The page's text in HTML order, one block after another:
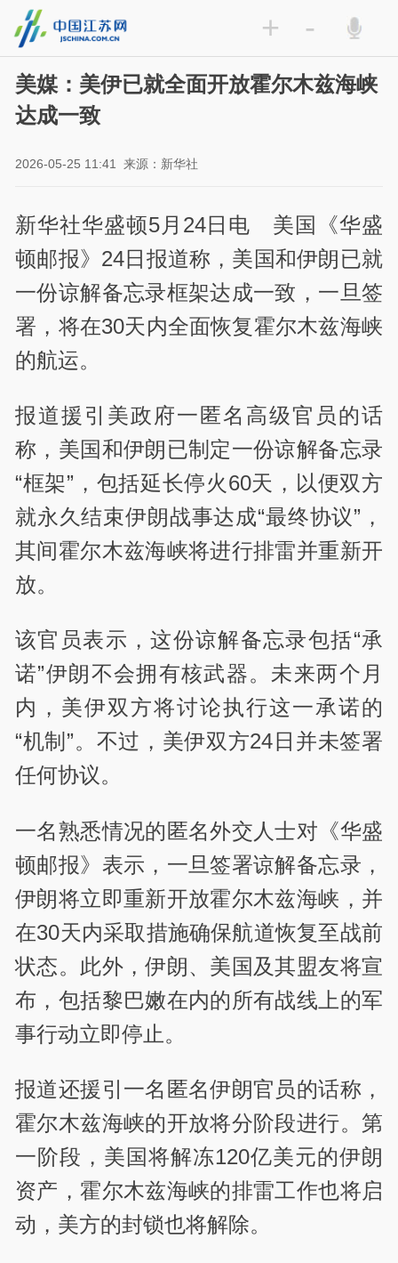
+ -
美媒：美伊已就全面开放霍尔木兹海峡
达成一致
2026-05-25 11:41 来源：新华社
新华社华盛顿5月24日电 美国《华盛
顿邮报》24日报道称，美国和伊朗已就
一份谅解备忘录框架达成一致，一旦签
署，将在30天内全面恢复霍尔木兹海峡
的航运。
报道援引美政府一匿名高级官员的话
称，美国和伊朗已制定一份谅解备忘录
“框架”，包括延长停火60天，以便双方
就永久结束伊朗战事达成“最终协议”，
其间霍尔木兹海峡将进行排雷并重新开
放。
该官员表示，这份谅解备忘录包括“承
诺”伊朗不会拥有核武器。未来两个月
内，美伊双方将讨论执行这一承诺的
“机制”。不过，美伊双方24日并未签署
任何协议。
一名熟悉情况的匿名外交人士对《华盛
顿邮报》表示，一旦签署谅解备忘录，
伊朗将立即重新开放霍尔木兹海峡，并
在30天内采取措施确保航道恢复至战前
状态。此外，伊朗、美国及其盟友将宣
布，包括黎巴嫩在内的所有战线上的军
事行动立即停止。
报道还援引一名匿名伊朗官员的话称，
霍尔木兹海峡的开放将分阶段进行。第
一阶段，美国将解冻120亿美元的伊朗
资产，霍尔木兹海峡的排雷工作也将启
动，美方的封锁也将解除。